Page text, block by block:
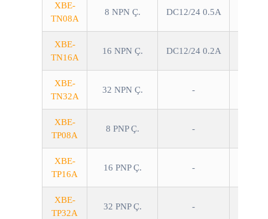
XBE-
TN08A
8 NPN Ç. DC12/24 0.5A
XBE-
TN16A
16 NPN Ç. DC12/24 0.2A
XBE-
TN32A
32 NPN Ç. -
XBE-
TP08A
8 PNP Ç. -
XBE-
TP16A
16 PNP Ç. -
XBE-
TP32A
32 PNP Ç. -